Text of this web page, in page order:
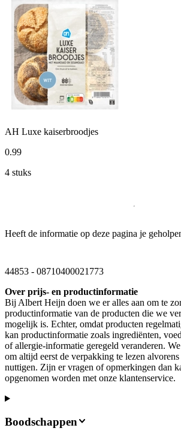
AH Luxe kaiserbroodjes
0.99
4 stuks
Heeft de informatie op deze pagina je
44853 - 08710400021773
Over prijs- en productinformatie
Bij Albert Heijn doen we er alles aan om te
productinformatie van de producten die we
mogelijk is. Echter, omdat producten
kan productinformatie zoals ingrediënten,
of allergie-informatie geregeld veranderen.
om altijd eerst de verpakking te lezen
nuttigen. Zijn er vragen of opmerkingen dan
opgenomen worden met onze klantenservice.
Boodschappen